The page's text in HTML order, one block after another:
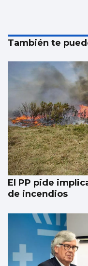
También te
El PP pide
de incendios